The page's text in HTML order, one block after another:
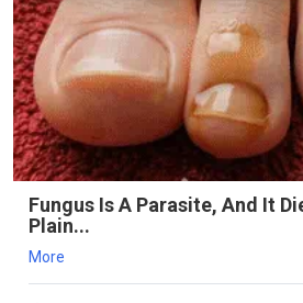
Fungus Is A Parasite, And It
Plain...
More